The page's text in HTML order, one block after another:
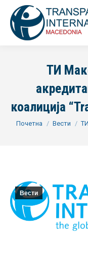
ТИ
коалиција
You are here:
Почетна Вести
Вести